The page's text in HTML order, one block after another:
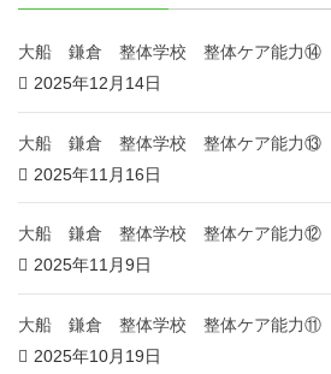
大船 鎌倉 整体学校 整体ケア能力⑭
2025年12月14日
大船 鎌倉 整体学校 整体ケア能力⑬
2025年11月16日
大船 鎌倉 整体学校 整体ケア能力⑫
2025年11月9日
大船 鎌倉 整体学校 整体ケア能力⑪
2025年10月19日